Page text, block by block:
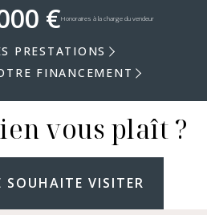
€Honoraires à la charge du vendeur
PRESTATIONS
FINANCEMENT
vous plaît ?
SOUHAITE VISITER